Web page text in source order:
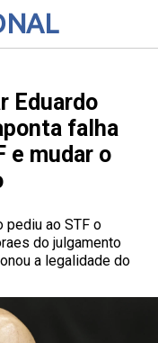
Eduardo
falha
e mudar o
pediu ao STF o
do julgamento
a legalidade do